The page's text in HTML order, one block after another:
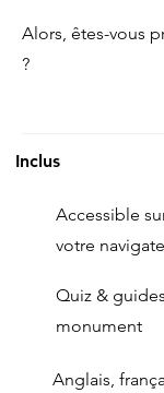
Alors, êtes-vous
?
Inclus
Accessible
votre
Quiz &
monument
Anglais,